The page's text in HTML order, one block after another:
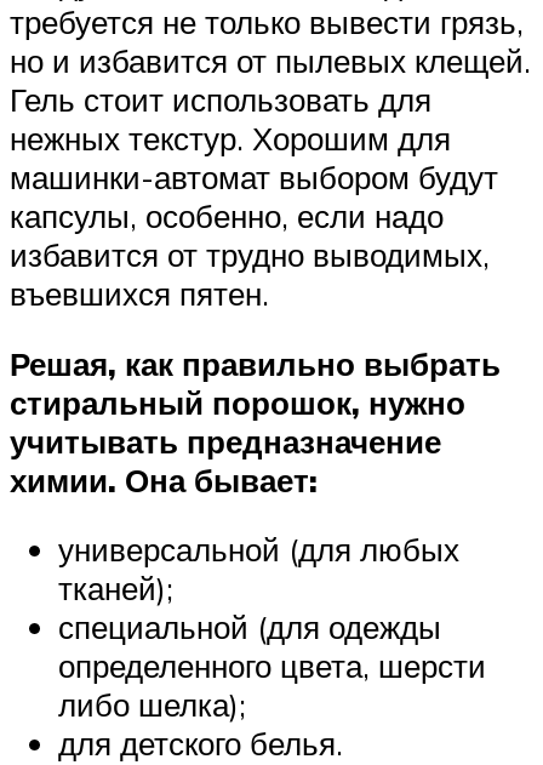
требуется не только вывести грязь,
но и избавится от пылевых клещей.
Гель стоит использовать для
нежных текстур. Хорошим для
машинки-автомат выбором будут
капсулы, особенно, если надо
избавится от трудно выводимых,
въевшихся пятен.
Решая, как правильно выбрать
стиральный порошок, нужно
учитывать предназначение
химии. Она бывает:
универсальной (для любых
тканей);
специальной (для одежды
определенного цвета, шерсти
либо шелка);
для детского белья.